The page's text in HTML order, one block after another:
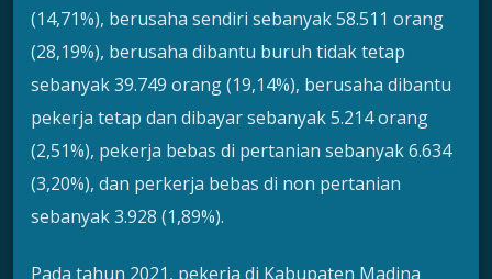
(14,71%), berusaha sendiri sebanyak 58.511 orang
(28,19%), berusaha dibantu buruh tidak tetap
sebanyak 39.749 orang (19,14%), berusaha dibantu
pekerja tetap dan dibayar sebanyak 5.214 orang
(2,51%), pekerja bebas di pertanian sebanyak 6.634
(3,20%), dan perkerja bebas di non pertanian
sebanyak 3.928 (1,89%).
Pada tahun 2021, pekerja di Kabupaten Madina